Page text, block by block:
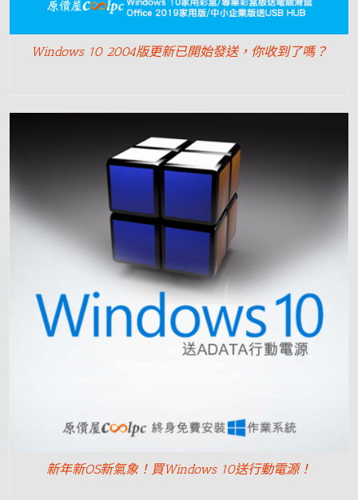
Windows 10 2004版更新已開始發送，你收到了嗎？
新年新OS新氣象！買Windows 10送行動電源！